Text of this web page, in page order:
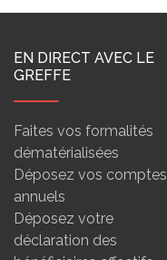
EN DIRECT AVEC LE
GREFFE
Faites vos formalités
dématérialisées
Déposez vos comptes
annuels
Déposez votre
déclaration des